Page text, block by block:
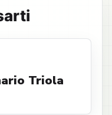
Triola